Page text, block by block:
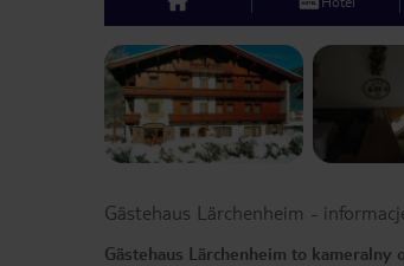
top
Previous slide
Gästehaus Lärchenheim -
Gästehaus Lärchenheim to